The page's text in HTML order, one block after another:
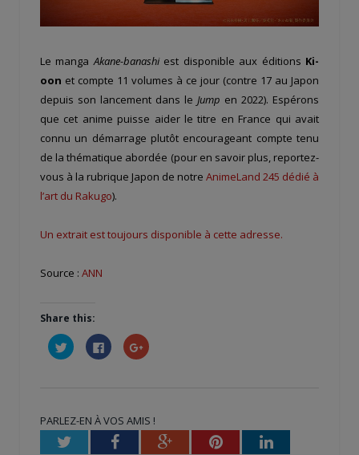
Le mangaAkane-banashiest disponible aux éditions Ki-
oon et compte 11 volumes à ce jour (contre 17 au Japon
depuis son lancement dans le Jump en 2022). Espérons
que cet anime puisse aider le titre en France qui avait
connu un démarrage plutôt encourageant compte tenu
de la thématique abordée (pour en savoir plus, reportez-
vous à la rubrique Japon de notre AnimeLand 245 dédié à
l’art du Rakugo).
Un extrait est toujours disponible à cette adresse.
Source : ANN
Share this:
Cliquez
pour
partager
fenêtre)
Cliquez
pour
partager
fenêtre)
Cliquez
pour
nouvelle
fenêtre)
PARLEZ-EN À VOS AMIS !
TwitterFacebookGoogle+PinterestLinkedIn